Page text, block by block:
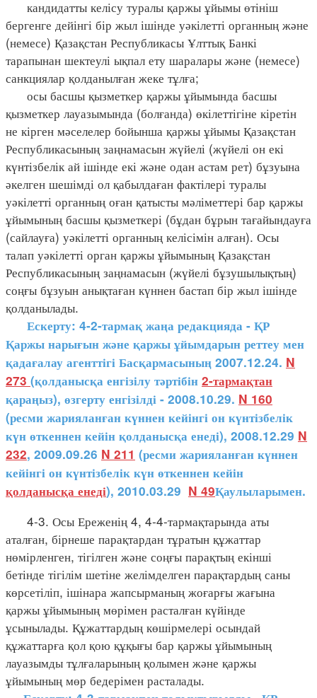
кандидатты келісу туралы қаржы ұйымы өтініш
бергенге дейінгі бір жыл ішінде уәкілетті органның және
(немесе) Қазақстан Республикасы Ұлттық Банкі
тарапынан шектеулі ықпал ету шаралары және (немесе)
санкциялар қолданылған жеке тұлға;
осы басшы қызметкер қаржы ұйымында басшы
қызметкер лауазымында (болғанда) өкілеттігіне кіретін
не кірген мәселелер бойынша қаржы ұйымы Қазақстан
Республикасының заңнамасын жүйелі (жүйелі он екі
күнтізбелік ай ішінде екі және одан астам рет) бұзуына
әкелген шешімді ол қабылдаған фактілері туралы
уәкілетті органның оған қатысты мәліметтері бар қаржы
ұйымының басшы қызметкері (бұдан бұрын тағайындауға
(сайлауға) уәкілетті органның келісімін алған). Осы
талап уәкілетті орган қаржы ұйымының Қазақстан
Республикасының заңнамасын (жүйелі бұзушылықтың)
соңғы бұзуын анықтаған күннен бастап бір жыл ішінде
қолданылады.
Ескерту: 4-2-тармақ жаңа редакцияда - ҚР
Қаржы нарығын және қаржы ұйымдарын реттеу мен
қадағалау агенттігі Басқармасының 2007.12.24. N
273 (қолданысқа енгізілу тәртібін 2-тармақтан
қараңыз), өзгерту енгізілді - 2008.10.29. N 160
(ресми жарияланған күннен кейінгі он күнтізбелік
күн өткеннен кейін қолданысқа енеді), 2008.12.29 N
232, 2009.09.26 N 211 (ресми жарияланған күннен
кейінгі он күнтізбелік күн өткеннен кейін
қолданысқа енеді), 2010.03.29 N 49Қаулыларымен.
4-3. Осы Ереженің 4, 4-4-тармақтарында аты
аталған, бірнеше парақтардан тұратын құжаттар
нөмірленген, тігілген және соңғы парақтың екінші
бетінде тігілім шетіне желімделген парақтардың саны
көрсетіліп, ішінара жапсырманың жоғарғы жағына
қаржы ұйымының мөрімен расталған күйінде
ұсынылады. Құжаттардың көшірмелері осындай
құжаттарға қол қою құқығы бар қаржы ұйымының
лауазымды тұлғаларының қолымен және қаржы
ұйымының мөр бедерімен расталады.